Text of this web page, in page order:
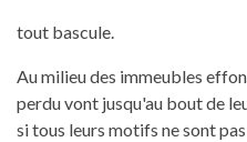
tout bascule.
Au milieu des immeubles
perdu vont jusqu'au bout de
si tous leurs motifs ne sont